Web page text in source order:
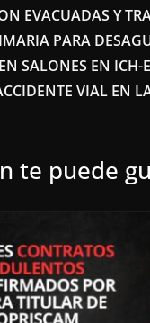
EVACUADAS Y
PARA
SALONES EN ICH-
VIAL EN
te puede